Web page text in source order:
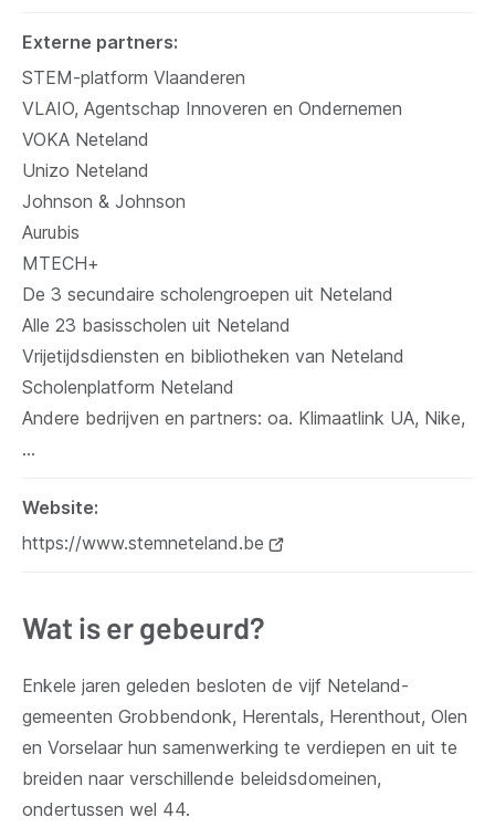
Externe partners
STEM-platform Vlaanderen
VLAIO, Agentschap Innoveren en Ondernemen
VOKA Neteland
Unizo Neteland
Johnson & Johnson
Aurubis
MTECH+
De 3 secundaire scholengroepen uit Neteland
Alle 23 basisscholen uit Neteland
Vrijetijdsdiensten en bibliotheken van Neteland
Scholenplatform Neteland
Andere bedrijven en partners: oa. Klimaatlink UA, Nike,
…
Website
https://www.stemneteland.be
Wat is er gebeurd?
Enkele jaren geleden besloten de vijf Neteland-
gemeenten Grobbendonk, Herentals, Herenthout, Olen
en Vorselaar hun samenwerking te verdiepen en uit te
breiden naar verschillende beleidsdomeinen,
ondertussen wel 44.